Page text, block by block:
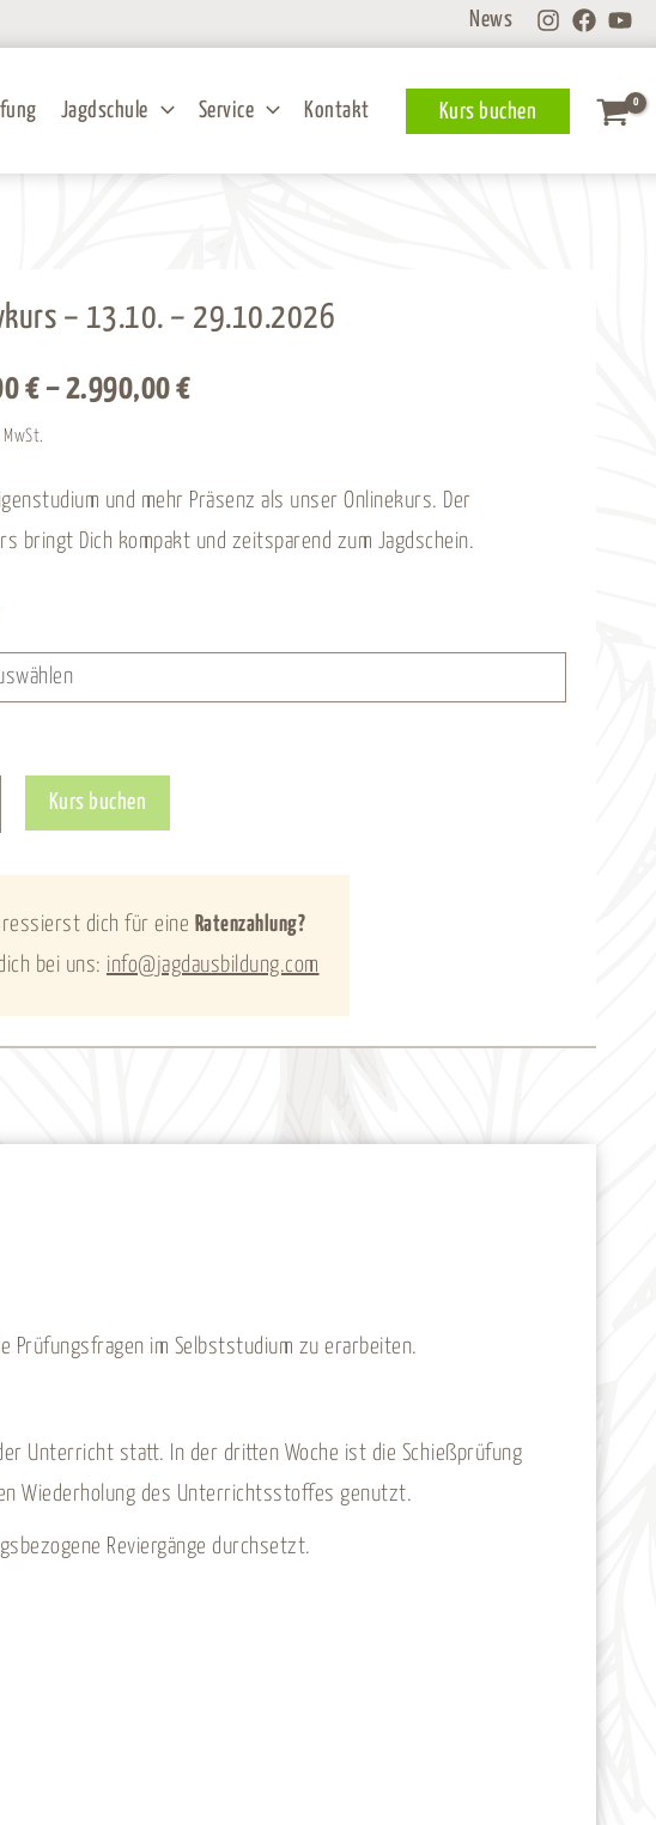
News
Jagdschule Service Kontakt Kurs buchen
– 13.10. – 29.10.2026
€ –2.990,00€Preisspanne:
2.990,00 €
und mehr Präsenz als unser Onlinekurs. Der
bringt Dich kompakt und zeitsparend zum Jagdschein.
Kurs buchen
dich für eine Ratenzahlung?
bei uns: info@jagdausbildung.com
Prüfungsfragen im Selbststudium zu erarbeiten.
Unterricht statt. In der dritten Woche ist die Schießprüfung
Wiederholung des Unterrichtsstoffes genutzt.
Reviergänge durchsetzt.